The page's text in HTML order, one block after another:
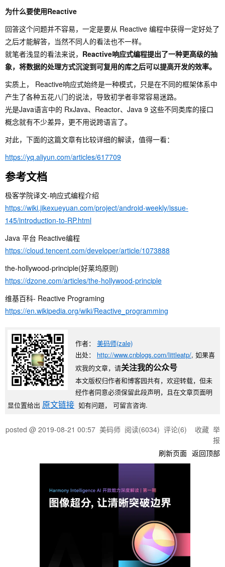
为什么要使用Reactive
回答这个问题并不容易，一定是要从 Reactive 编程中获得一定好处了
之后才能解答，当然不同人的看法也不一样。
就笔者浅显的看法来说， Reactive响应式编程提出了一种更高级的抽
象，将数据的处理方式沉淀到可复用的库之后可以提高开发的效率。
实质上， Reactive响应式始终是一种模式，只是在不同的框架体系中
产生了各种五花八门的说法，导致初学者非常容易迷路。
光是Java语言中的 RxJava、Reactor、Java 9 这些不同类库的接口
概念就有不少差异，更不用说跨语言了。
对此，下面的这篇文章有比较详细的解读，值得一看：
https://yq.aliyun.com/articles/617709
参考文档
极客学院译文-响应式编程介绍
https://wiki.jikexueyuan.com/project/android-weekly/issue-
145/introduction-to-RP.html
Java 平台 Reactive编程
https://cloud.tencent.com/developer/article/1073888
the-hollywood-principle(好莱坞原则)
https://dzone.com/articles/the-hollywood-principle
维基百科- Reactive Programing
https://en.wikipedia.org/wiki/Reactive_programming
作者： 美码师(zale)
出处： http://www.cnblogs.com/littleatp/, 如果喜
欢我的文章，请关注我的公众号
本文版权归作者和博客园共有，欢迎转载，但未
经作者同意必须保留此段声明，且在文章页面明
显位置给出 原文链接 如有问题， 可留言咨询.
posted @ 2019-08-21 00:57 美码师 阅读(6034) 评论(6) 收藏 举
报
刷新页面 返回顶部